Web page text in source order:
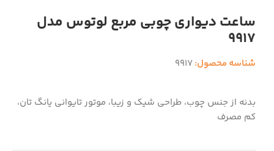
ساعت دیواری چوبی مربع لوتوس مدل
9917
شناسه محصول:9917
بدنه از جنس چوب، طراحی شیک و زیبا، موتور تایوانی یانگ تان،
کم مصرف